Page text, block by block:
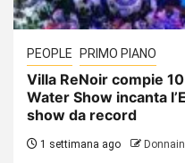
PEOPLE PRIMO PIANO
Villa ReNoir compie
Water Show incanta
show da record
1 settimana ago